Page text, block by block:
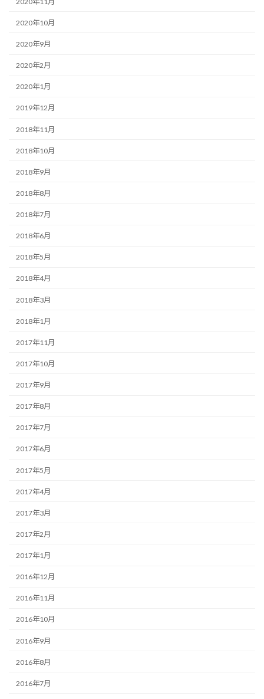
2020年10月
2020年9月
2020年2月
2020年1月
2019年12月
2018年11月
2018年10月
2018年9月
2018年8月
2018年7月
2018年6月
2018年5月
2018年4月
2018年3月
2018年1月
2017年11月
2017年10月
2017年9月
2017年8月
2017年7月
2017年6月
2017年5月
2017年4月
2017年3月
2017年2月
2017年1月
2016年12月
2016年11月
2016年10月
2016年9月
2016年8月
2016年7月